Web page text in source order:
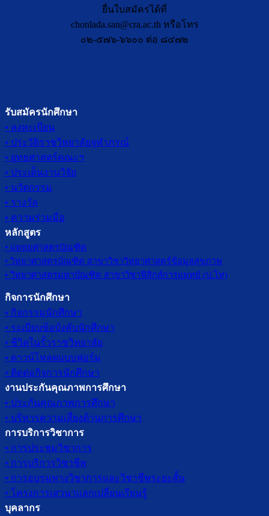
ยื่นใบสมัครได้ที่
chonlada.san@cra.ac.th หรือโทร
๐๒-๕๗๖-๖๖๐๐ ต่อ ๘๔๗๒
รับสมัครนักศึกษา
• ลงทะเบียน
• ประวัติราชวิทยาลัยจุฬาภรณ์
• ยุทธศาสตร์คณะฯ
• ประเด็นงานวิจัย
• นวัตกรรม
• รางวัล
• ความร่วมมือ
หลักสูตร
• แพทยศาสตรบัณฑิต
• วิทยาศาสตรบัณฑิต สาขาวิชาวิทยาศาสตร์ข้อมูลสุขภาพ
• วิทยาศาสตรมหาบัณฑิต สาขาวิชาฟิสิกส์การแพทย์ (ป.โท)
กิจการนักศึกษา
• กิจกรรมนักศึกษา
• ระเบียบข้อบังคับนักศึกษา
• ชีวิตในรั้วราชวิทยาลัย
• ดาวน์โหลดแบบฟอร์ม
• ติดต่อกิจการนักศึกษา
งานประกันคุณภาพการศึกษา
• ประกันคุณภาพการศึกษา
• บริหารความเสี่ยงด้านการศึกษา
การบริการวิชาการ
• การประชุมวิชาการ
• การบริการวิชาชีพ
• การอบรมทางวิชาการและวิชาชีพระยะสั้น
• โครงการเสวนาแลกเปลี่ยนเรียนรู้
บุคลากร